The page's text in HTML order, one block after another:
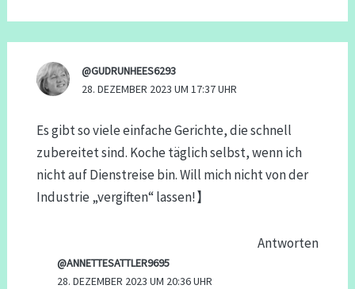
@GUDRUNHEES6293
28. DEZEMBER 2023 UM 17:37 UHR
Es gibt so viele einfache Gerichte, die schnell
zubereitet sind. Koche täglich selbst, wenn ich
nicht auf Dienstreise bin. Will mich nicht von der
Industrie „vergiften“ lassen!】
Antworten
@ANNETTESATTLER9695
28. DEZEMBER 2023 UM 20:36 UHR